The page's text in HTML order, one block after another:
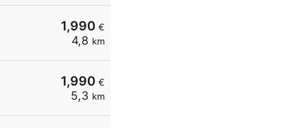
1,990 €
4,8 km
1,990 €
5,3 km